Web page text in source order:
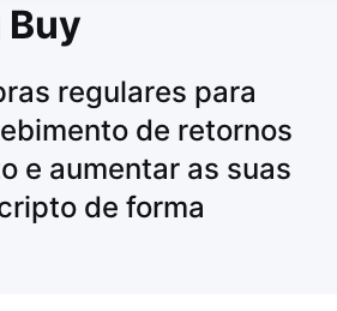
regulares para
de retornos
e aumentar as suas
de forma